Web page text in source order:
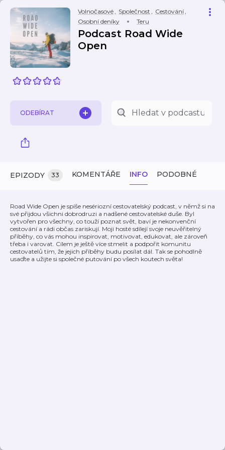
Volnočasové, Společnost , Cestování,
Osobní deníky
Teru
Podcast Road Wide
Open
ODEBÍRAT
EPIZODY 33 KOMENTÁŘE INFO PODOBNÉ
Road Wide Open je spíše nesériozní cestovatelský podcast, v němž si na
své přijdou všichni dobrodruzi a nadšené cestovatelské duše. Byl
vytvořen pro všechny, co touží poznat svět, baví je nekonvenční
cestování a rádi občas zariskují. Moji hosté sdílejí svoje neuvěřitelný
příběhy, co vás mohou inspirovat, motivovat, edukovat, ale zároveň
třeba i varovat. Cílem je ještě více stmelit a podpořit komunitu
cestovatelů tím, že jejich příběhy budu posílat dál. Tak se pohodlně
usaďte a užijte si společné putování po všech koutech světa!